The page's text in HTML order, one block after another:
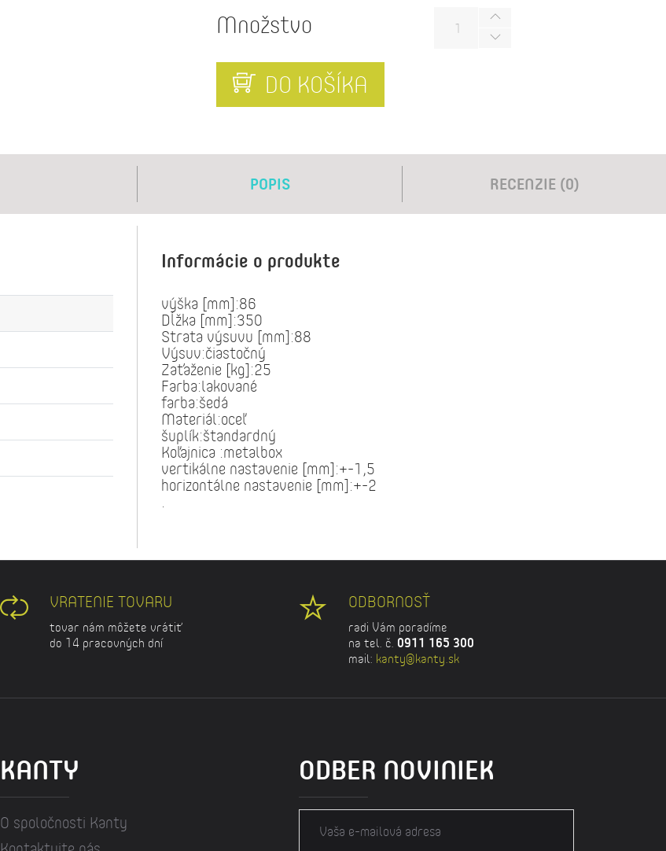
Množstvo
DO KOŠÍKA
POPIS RECENZIE (0)
Informácie o produkte
výška [mm]:86
Dĺžka [mm]:350
Strata výsuvu [mm]:88
Výsuv:čiastočný
Zaťaženie [kg]:25
Farba:lakované
farba:šedá
Materiál:oceľ
šuplík:štandardný
Koľajnica :metalbox
vertikálne nastavenie [mm]:+-1,5
horizontálne nastavenie [mm]:+-2
.
VRATENIE TOVARU
tovar nám môžete vrátiť
do 14 pracovných dní
ODBORNOSŤ
radi Vám poradíme
na tel. č. 0911 165 300
mail: kanty@kanty.sk
KANTY
O spoločnosti Kanty
ODBER NOVINIEK